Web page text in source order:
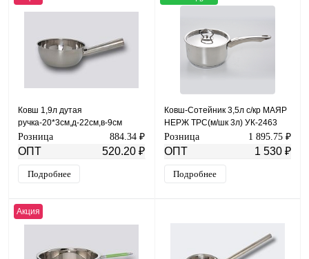
Ковш 1,9л дутая
ручка-20*3см,д-22см,в-9см
МАЯР НЕРЖ зерк.полировка
YK-19-22
Розница 884.34 ₽
ОПТ 520.20 ₽
Подробнее
Ковш-Сотейник 3,5л с/кр МАЯР
НЕРЖ ТРС(м/шк 3л) УК-2463
Розница 1 895.75 ₽
ОПТ 1 530 ₽
Подробнее
Акция